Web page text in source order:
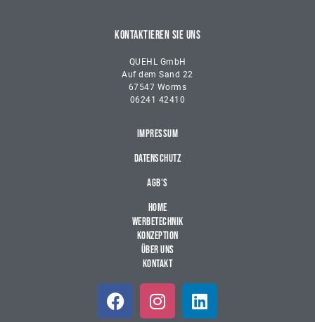
KONTAKTIEREN SIE UNS
QUEHL GmbH
Auf dem Sand 22
67547 Worms
06241 42410
IMPRESSUM
DATENSCHUTZ
AGB's
Home
Werbetechnik
Konzeption
Über uns
Kontakt